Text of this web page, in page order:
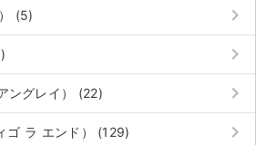
(5) keyboard_arrow_right
keyboard_arrow_right
ングレイ） (22) keyboard_arrow_right
ゴ ラ エンド） (129) keyboard_arrow_right